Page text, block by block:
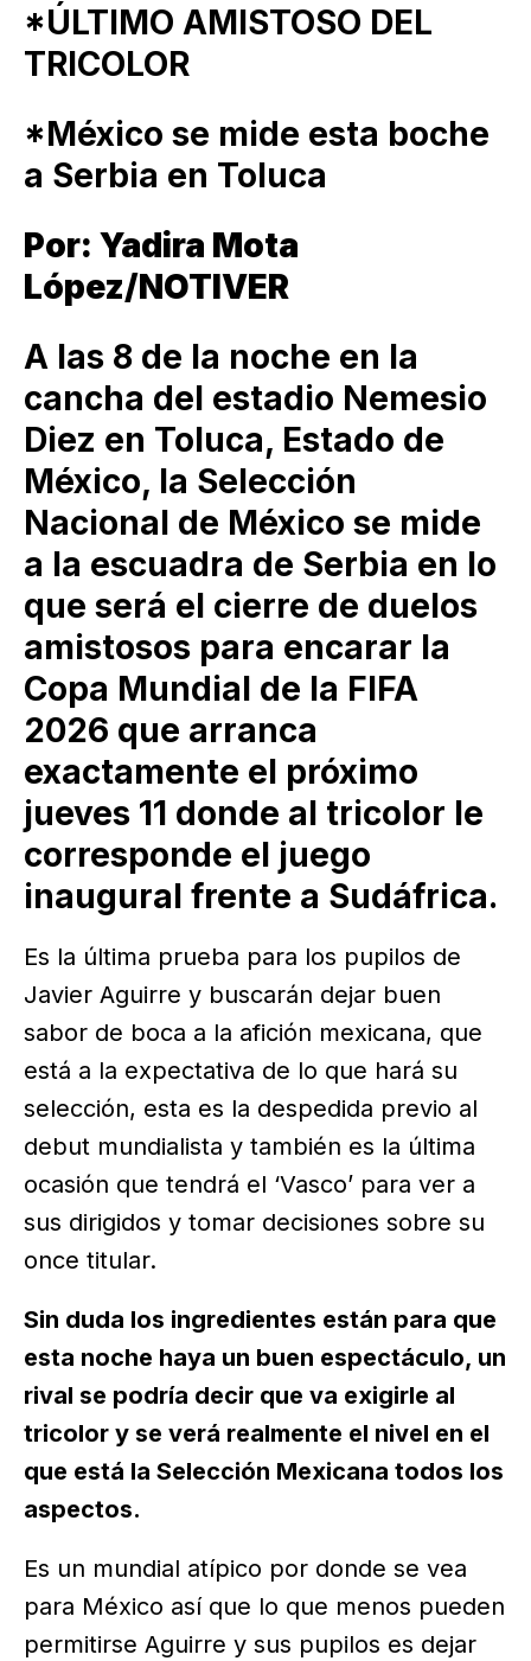
*ÚLTIMO AMISTOSO DEL
TRICOLOR
*México se mide esta boche
a Serbia en Toluca
Por: Yadira Mota
López/NOTIVER
A las 8 de la noche en la
cancha del estadio Nemesio
Diez en Toluca, Estado de
México, la Selección
Nacional de México se mide
a la escuadra de Serbia en lo
que será el cierre de duelos
amistosos para encarar la
Copa Mundial de la FIFA
2026 que arranca
exactamente el próximo
jueves 11 donde al tricolor le
corresponde el juego
inaugural frente a Sudáfrica.
Es la última prueba para los pupilos de
Javier Aguirre y buscarán dejar buen
sabor de boca a la afición mexicana, que
está a la expectativa de lo que hará su
selección, esta es la despedida previo al
debut mundialista y también es la última
ocasión que tendrá el ‘Vasco’ para ver a
sus dirigidos y tomar decisiones sobre su
once titular.
Sin duda los ingredientes están para que
esta noche haya un buen espectáculo, un
rival se podría decir que va exigirle al
tricolor y se verá realmente el nivel en el
que está la Selección Mexicana todos los
aspectos.
Es un mundial atípico por donde se vea
para México así que lo que menos pueden
permitirse Aguirre y sus pupilos es dejar